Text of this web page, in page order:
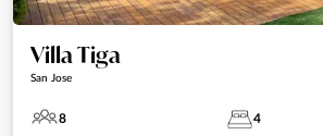
Villa Tiga
San Jose
8 4